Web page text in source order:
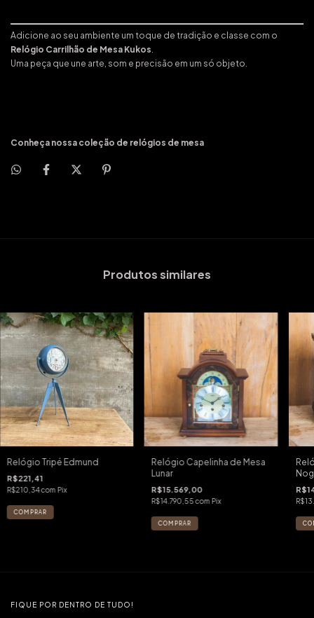
Adicione ao seu ambiente um toque de tradição e classe com o
Relógio Carrilhão de Mesa Kukos
Uma peça que une arte, som e precisão em um só objeto.
Conheça nossa coleção de relógios de mesa
Produtos similares
Relógio Tripé Edmund
R$221,41
R$210,34com Pix
Relógio Capelinha de Mesa
Lunar
R$15.569,00
R$14.790,55com Pix
FIQUE POR DENTRO DE TUDO!